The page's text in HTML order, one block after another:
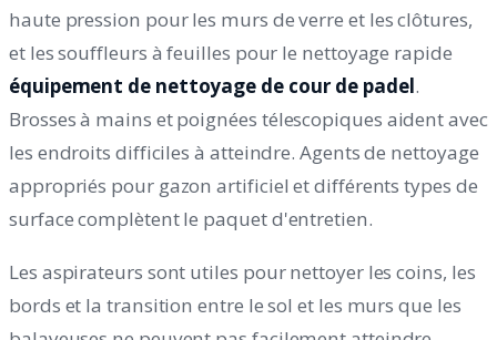
haute pression pour les murs de verre et les clôtures,
et les souffleurs à feuilles pour le nettoyage rapide
équipement de nettoyage de cour de padel.
Brosses à mains et poignées télescopiques aident avec
les endroits difficiles à atteindre. Agents de nettoyage
appropriés pour gazon artificiel et différents types de
surface complètent le paquet d'entretien.
Les aspirateurs sont utiles pour nettoyer les coins, les
bords et la transition entre le sol et les murs que les